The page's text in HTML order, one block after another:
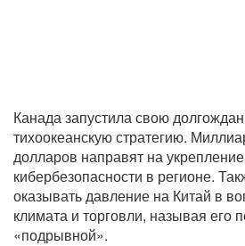
Канада запустила свою
тихоокеанскую стратегию.
долларов направят на
кибербезопасности в регионе.
оказывать давление на Китай в
климата и торговли, называя его
«подрывной».